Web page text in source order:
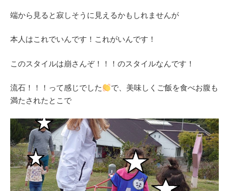
端から見ると寂しそうに見えるかもしれませんが
本人はこれでいんです！これがいんです！
このスタイルは崩さんぞ！！！のスタイルなんです！
流石！！！って感じでした
で、美味しくご飯を食べお腹も
満たされたとこで